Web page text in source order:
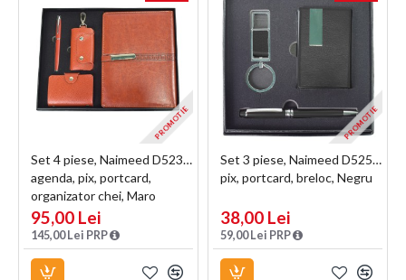
PROMOTIE
Set 4 piese, Naimeed D5238,
agenda, pix, portcard,
organizator chei, Maro
95,00 Lei
145,00 Lei PRP
PROMOTIE
Set 3 piese, Naimeed D5250,
pix, portcard, breloc, Negru
38,00 Lei
59,00 Lei PRP